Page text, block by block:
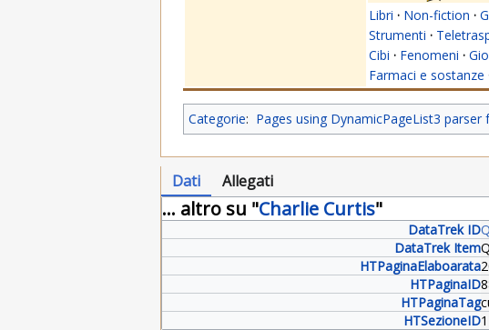
Libri · Non-fiction ·
Strumenti ·
Cibi · Fenomeni ·
Farmaci e sostanze
Categorie: Pages using DynamicPageList3 parser
Dati Allegati
... altro su "Charlie Curtis"
DataTrek ID
DataTrek Item
HTPaginaElaboarata
HTPaginaID
HTPaginaTag
HTSezioneID